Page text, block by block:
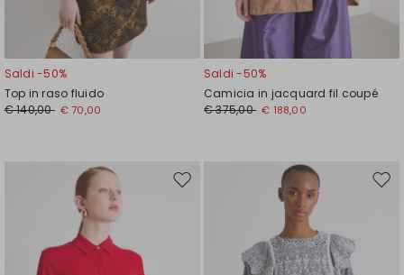
Saldi -50%
Top in raso fluido
€ 140,00 € 70,00
Saldi -50%
Camicia in jacquard fil coupé
€ 375,00 € 188,00
Sposta